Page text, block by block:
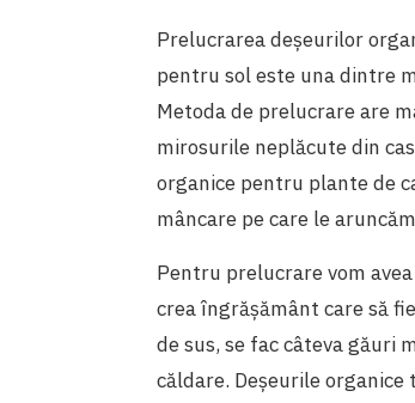
Prelucrarea deșeurilor
pentru sol este una dintre
Metoda de prelucrare are
mirosurile neplăcute din
organice pentru plante de
mâncare pe care le
Pentru prelucrare vom
crea îngrășământ care să
de sus, se fac câteva găuri
căldare. Deșeurile